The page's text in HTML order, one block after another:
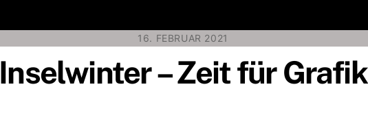
16. FEBRUAR 2021
Inselwinter – Zeit für Grafik